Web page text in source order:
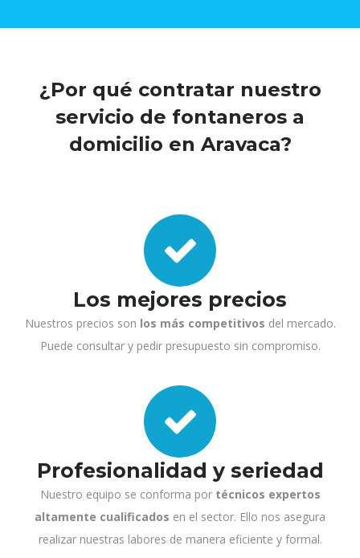
¿Por qué contratar nuestro
servicio de fontaneros a
domicilio en Aravaca?
Los mejores precios
Nuestros precios son los más competitivos del mercado.
Puede consultar y pedir presupuesto sin compromiso.
Profesionalidad y seriedad
Nuestro equipo se conforma por técnicos expertos
altamente cualificados en el sector. Ello nos asegura
realizar nuestras labores de manera eficiente y formal.